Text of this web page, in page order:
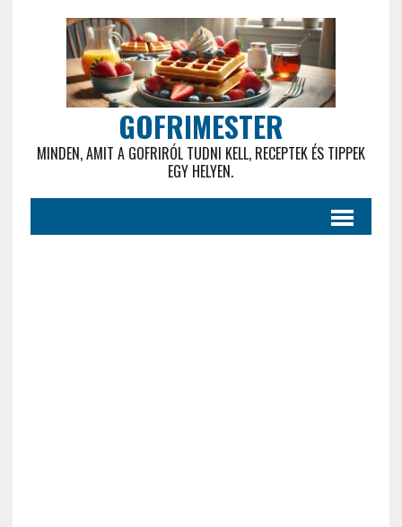
GOFRIMESTER
MINDEN, AMIT A GOFRIRÓL TUDNI KELL, RECEPTEK ÉS TIPPEK
EGY HELYEN.